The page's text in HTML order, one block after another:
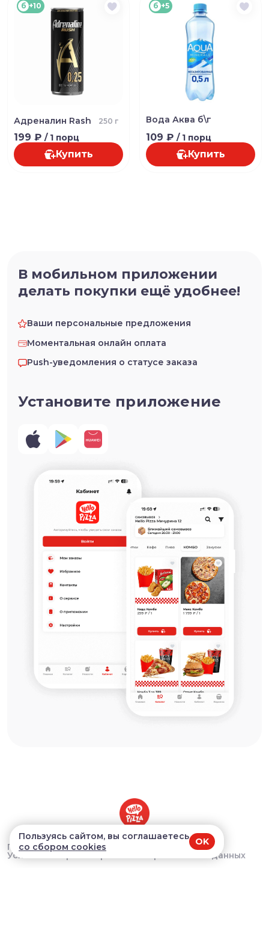
б +10
Адреналин Rash 250 г
199 ₽ / 1 порц
Купить
б +5
Вода Аква б\г
109 ₽ / 1 порц
Купить
В мобильном приложении
делать покупки ещё удобнее!
Ваши персональные предложения
Моментальная онлайн оплата
Push-уведомления о статусе заказа
Установите приложение
Правила продаж
Условия сбора и обработки персональных данных
Пользуясь сайтом, вы соглашаетесь
со сбором cookies
OK